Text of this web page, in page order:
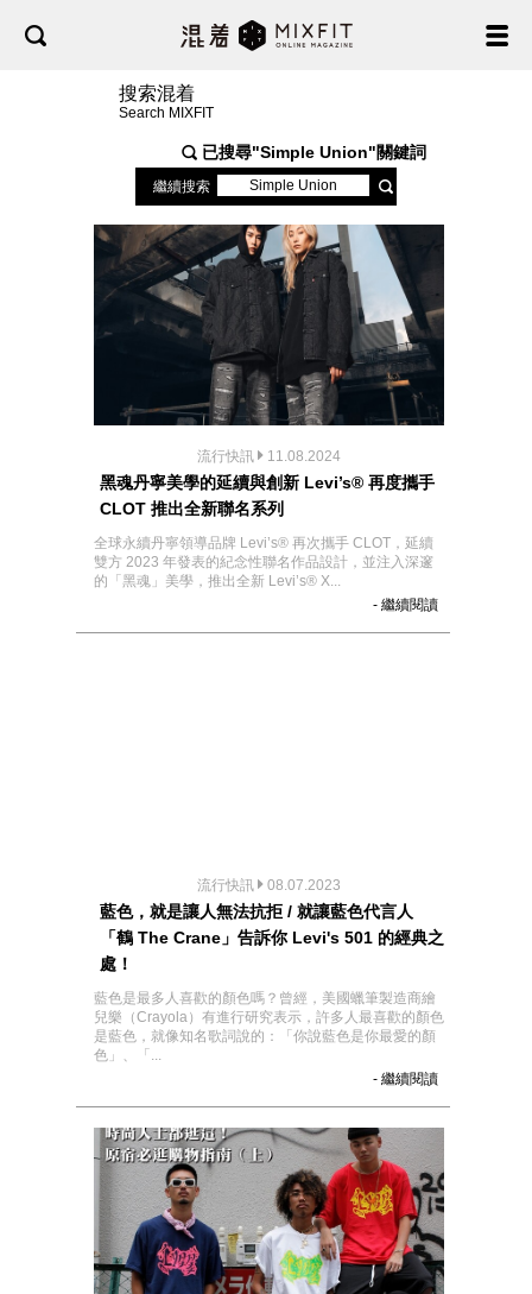
搜索混着
Search MIXFIT
已搜尋"Simple Union"關鍵詞
繼續搜索
流行快訊 11.08.2024
黑魂丹寧美學的延續與創新 Levi’s® 再度攜手
CLOT 推出全新聯名系列
全球永續丹寧領導品牌 Levi’s® 再次攜手 CLOT，延續
雙方 2023 年發表的紀念性聯名作品設計，並注入深邃
的「黑魂」美學，推出全新 Levi’s® X...
- 繼續閱讀
流行快訊 08.07.2023
藍色，就是讓人無法抗拒 / 就讓藍色代言人
「鶴 The Crane」告訴你 Levi's 501 的經典之
處！
藍色是最多人喜歡的顏色嗎？曾經，美國蠟筆製造商繪
兒樂（Crayola）有進行研究表示，許多人最喜歡的顏色
是藍色，就像知名歌詞說的：「你說藍色是你最愛的顏
色」、「...
- 繼續閱讀